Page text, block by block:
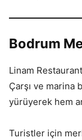
Bodrum
Linam
Çarşı ve marina
yürüyerek hem
Turistler için